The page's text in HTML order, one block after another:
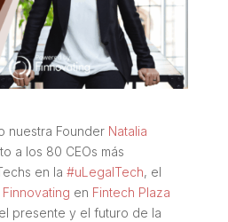
nuestra Founder Natalia
a los 80 CEOs más
en la #uLegalTech, el
Finnovating en Fintech Plaza
presente y el futuro de la